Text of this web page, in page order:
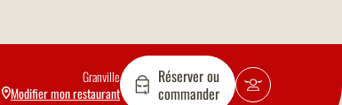
Granville
Modifier mon restaurant
Réserver ou
commander